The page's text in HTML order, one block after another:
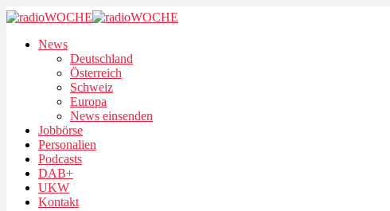
News
Deutschland
Österreich
Schweiz
Europa
News einsenden
Jobbörse
Personalien
Podcasts
DAB+
UKW
Kontakt